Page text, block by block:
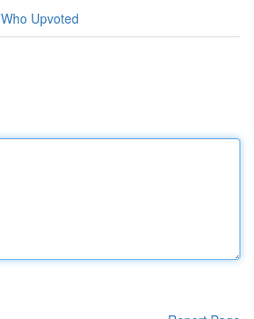
Who Upvoted